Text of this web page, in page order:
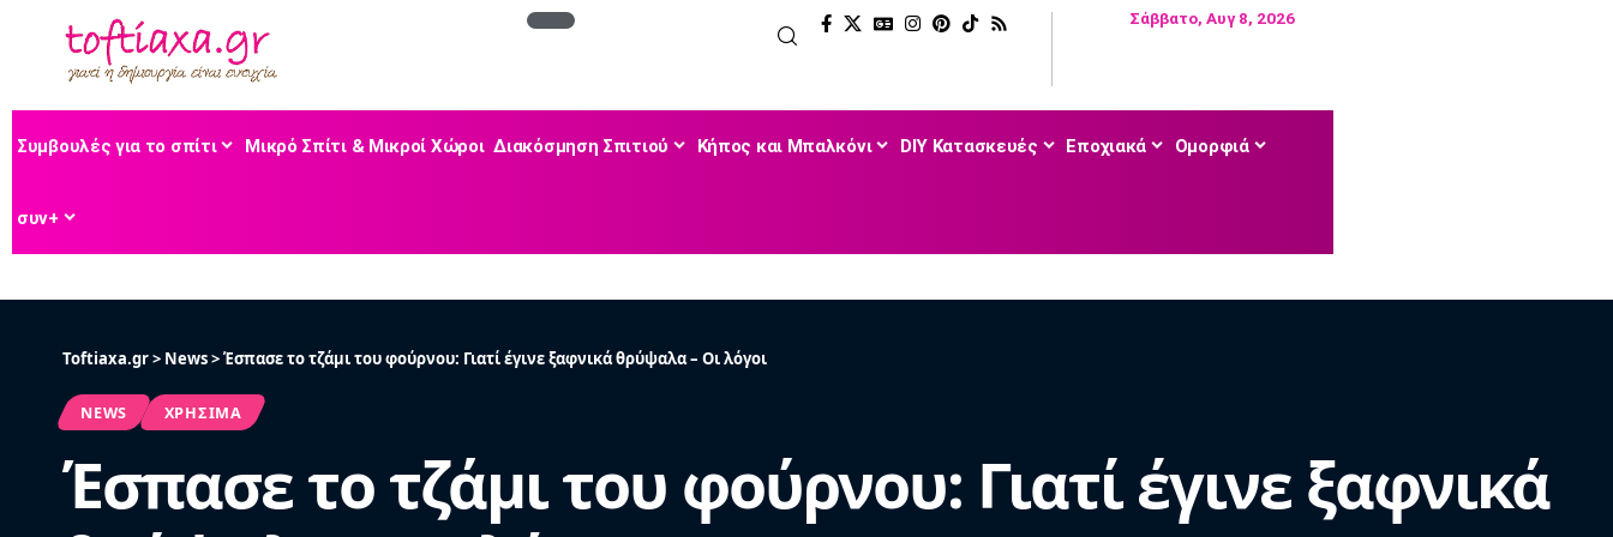
Σάββατο, Αυγ 8, 2026
Συμβουλές για το σπίτι Μικρό Σπίτι & Μικροί Χώροι Διακόσμηση Σπιτιού Κήπος και Μπαλκόνι DIY Κατασκευές Εποχιακά Ομορφιά
συν+
Toftiaxa.gr> News>Έσπασε το τζάμι του φούρνου: Γιατί έγινε ξαφνικά θρύψαλα – Οι λόγοι
NEWS ΧΡΉΣΙΜΑ
Έσπασε το τζάμι του φούρνου: Γιατί έγινε ξαφνικά